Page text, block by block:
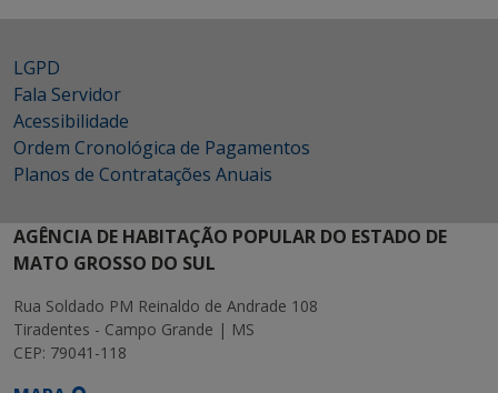
LGPD
Fala Servidor
Acessibilidade
Ordem Cronológica de Pagamentos
Planos de Contratações Anuais
AGÊNCIA DE HABITAÇÃO POPULAR DO ESTADO DE
MATO GROSSO DO SUL
Rua Soldado PM Reinaldo de Andrade 108
Tiradentes - Campo Grande | MS
CEP: 79041-118